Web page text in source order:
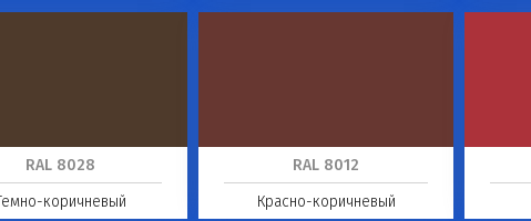
RAL 8028
Темно-коричневый
RAL 8012
Красно-коричневый